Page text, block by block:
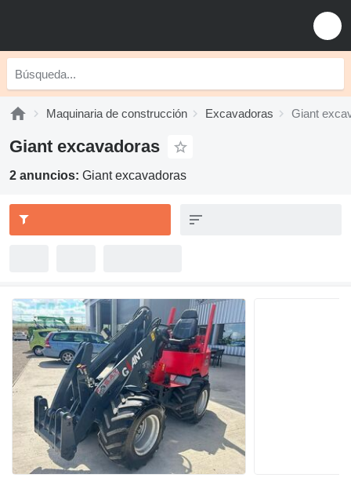
Maquinaria de construcción Excavadoras Giant
Giant excavadoras
2 anuncios: Giant excavadoras